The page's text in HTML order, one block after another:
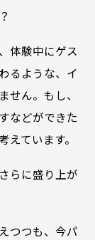
体験中にゲス
るような、イ
せん。もし、
などができた
ています。
らに盛り上が
つつも、今パ